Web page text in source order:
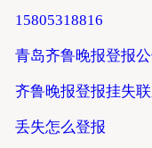
15805318816
青岛齐鲁晚报登报
齐鲁晚报登报挂失
丢失怎么登报